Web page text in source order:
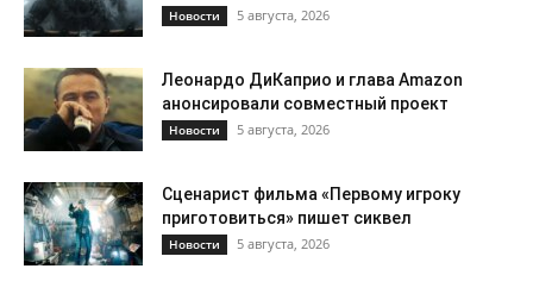
Новости 5 августа, 2026
Леонардо ДиКаприо и глава Amazon
анонсировали совместный проект
Новости 5 августа, 2026
Сценарист фильма «Первому игроку
приготовиться» пишет сиквел
Новости 5 августа, 2026